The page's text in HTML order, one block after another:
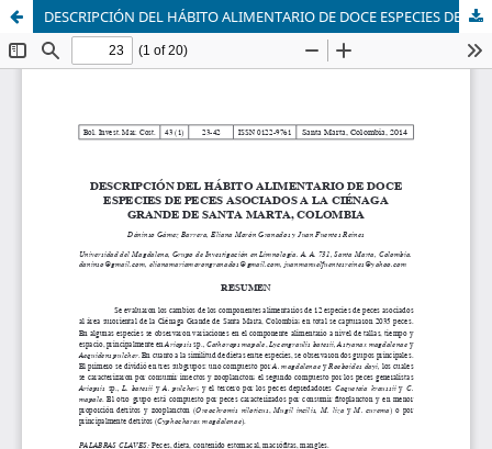
DESCRIPCIÓN DEL HÁBITO ALIMENTARIO DE DOCE ESPECIES DE PECES ASOCIADOS A LA CIÉNAGA GRANDE DE SANTA MARTA, COLOMBIA